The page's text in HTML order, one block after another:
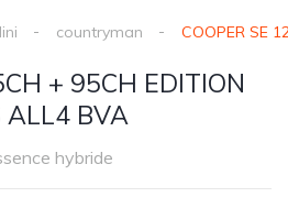
countryman COOPER SE
+ 95CH EDITION
ALL4 BVA
hybride